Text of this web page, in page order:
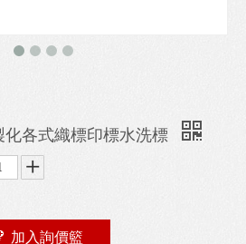
各式織標印標水洗標
加入詢價籃